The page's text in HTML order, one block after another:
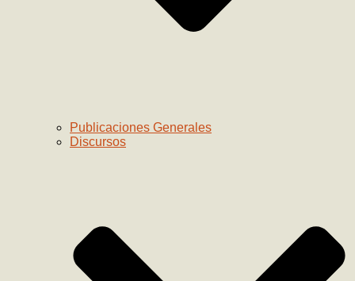
Publicaciones Generales
Discursos